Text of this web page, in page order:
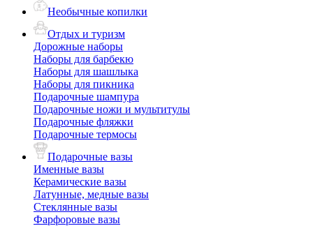
Необычные копилки
Отдых и туризм
Дорожные наборы
Наборы для барбекю
Наборы для шашлыка
Наборы для пикника
Подарочные шампура
Подарочные ножи и мультитулы
Подарочные фляжки
Подарочные термосы
Подарочные вазы
Именные вазы
Керамические вазы
Латунные, медные вазы
Стеклянные вазы
Фарфоровые вазы